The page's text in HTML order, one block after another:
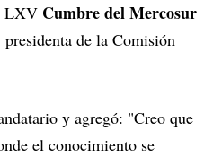
LXV Cumbre del Mercosur
presidenta de la Comisión
y agregó: "Creo que
el conocimiento se